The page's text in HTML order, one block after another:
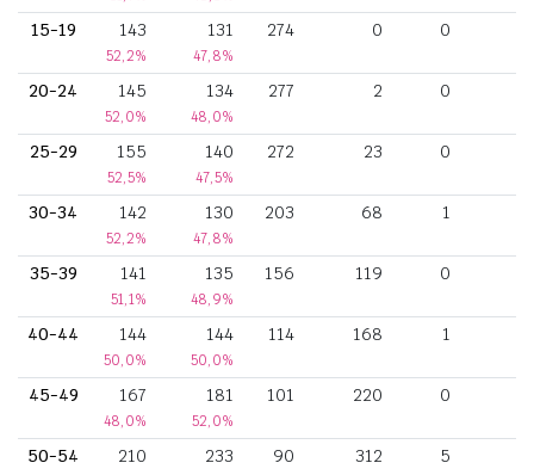
15-19 143
52,2%
131
47,8%
274 0 0
20-24 145
52,0%
134
48,0%
277 2 0
25-29 155
52,5%
140
47,5%
272 23 0
30-34 142
52,2%
130
47,8%
203 68 1
35-39 141
51,1%
135
48,9%
156 119 0
40-44 144
50,0%
144
50,0%
114 168 1
45-49 167
48,0%
181
52,0%
101 220 0
50-54 210 233 90 312 5